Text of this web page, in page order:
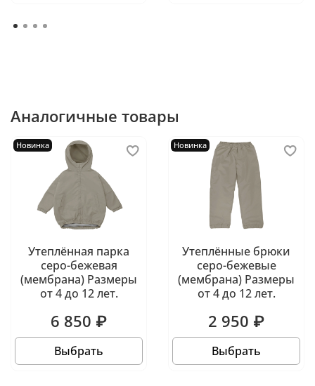
Аналогичные товары
Новинка
Утеплённая парка
серо-бежевая
(мембрана) Размеры
от 4 до 12 лет.
6 850 ₽
Выбрать
Новинка
Утеплённые брюки
серо-бежевые
(мембрана) Размеры
от 4 до 12 лет.
2 950 ₽
Выбрать